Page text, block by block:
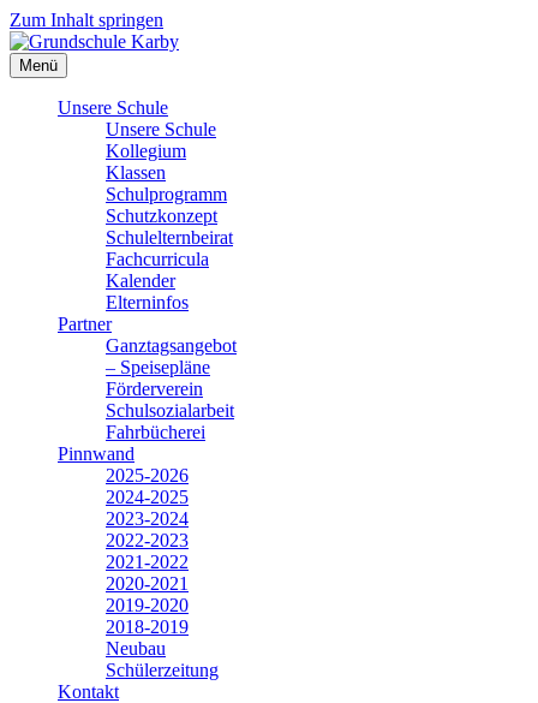
Zum Inhalt springen
Menü
Unsere Schule
Unsere Schule
Kollegium
Klassen
Schulprogramm
Schutzkonzept
Schulelternbeirat
Fachcurricula
Kalender
Elterninfos
Partner
Ganztagsangebot
– Speisepläne
Förderverein
Schulsozialarbeit
Fahrbücherei
Pinnwand
2025-2026
2024-2025
2023-2024
2022-2023
2021-2022
2020-2021
2019-2020
2018-2019
Neubau
Schülerzeitung
Kontakt